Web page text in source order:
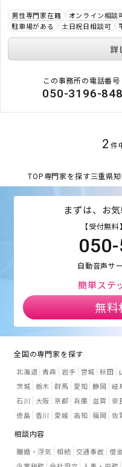
男性専門家在籍 オンライン相談
駐車場がある
土日祝日相談可
詳
この事務所の電話番号
050-3196-
2 件
TOP専門家を探す三重県
まずは、お
【受付無
自動音声サ
簡単ステ
無料
全国の専門家を探す
北海道 青森 岩手 宮城 秋田
茨城 栃木 群馬 愛知 静岡 岐
石川
大阪 京都 兵庫 滋賀 奈
徳島 香川 愛媛 高知 福岡 佐
相談内容
離婚・浮気 相続 交通事故 借